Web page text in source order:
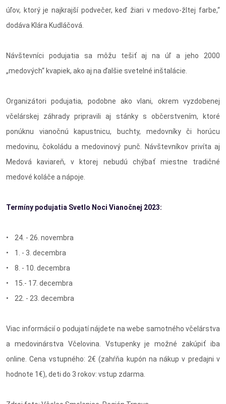
úľov, ktorý je najkrajší podvečer, keď žiari v medovo-žltej farbe,“
dodáva Klára Kudláčová.
Návštevníci podujatia sa môžu tešiť aj na úľ a jeho 2000
„medových“ kvapiek, ako aj na ďalšie svetelné inštalácie.
Organizátori podujatia, podobne ako vlani, okrem vyzdobenej
včelárskej záhrady pripravili aj stánky s občerstvením, ktoré
ponúknu vianočnú kapustnicu, buchty, medovníky či horúcu
medovinu, čokoládu a medovinový punč. Návštevníkov privíta aj
Medová kaviareň, v ktorej nebudú chýbať miestne tradičné
medové koláče a nápoje.
Termíny podujatia Svetlo Noci Vianočnej 2023:
• 24. - 26. novembra
• 1. - 3. decembra
• 8. - 10. decembra
• 15.- 17. decembra
• 22. - 23. decembra
Viac informácií o podujatí nájdete na webe samotného včelárstva
a medovinárstva Včelovina. Vstupenky je možné zakúpiť iba
online. Cena vstupného: 2€ (zahŕňa kupón na nákup v predajni v
hodnote 1€), deti do 3 rokov: vstup zdarma.